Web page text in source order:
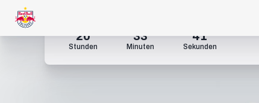
20
Stunden
33
Minuten
40
Sekunden